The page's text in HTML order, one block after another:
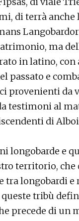
di terrà
ma
in latino,
passato e
da
testimoni al
di
longobarde e
territorio, che
tra longobardi e
tribù
precede di un